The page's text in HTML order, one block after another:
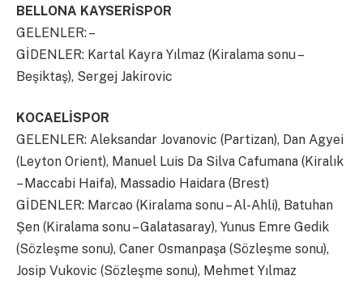
BELLONA KAYSERİSPOR
GELENLER: –
GİDENLER: Kartal Kayra Yılmaz (Kiralama sonu –
Beşiktaş), Sergej Jakirovic
KOCAELİSPOR
GELENLER: Aleksandar Jovanovic (Partizan), Dan Agyei
(Leyton Orient), Manuel Luis Da Silva Cafumana (Kiralık
– Maccabi Haifa), Massadio Haidara (Brest)
GİDENLER: Marcao (Kiralama sonu – Al-Ahli), Batuhan
Şen (Kiralama sonu – Galatasaray), Yunus Emre Gedik
(Sözleşme sonu), Caner Osmanpaşa (Sözleşme sonu),
Josip Vukovic (Sözleşme sonu), Mehmet Yılmaz